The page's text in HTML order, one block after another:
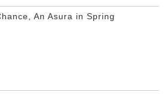
An Asura in Spring